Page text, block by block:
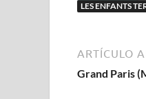
LES ENFANTS
ARTÍCULO
Grand Paris